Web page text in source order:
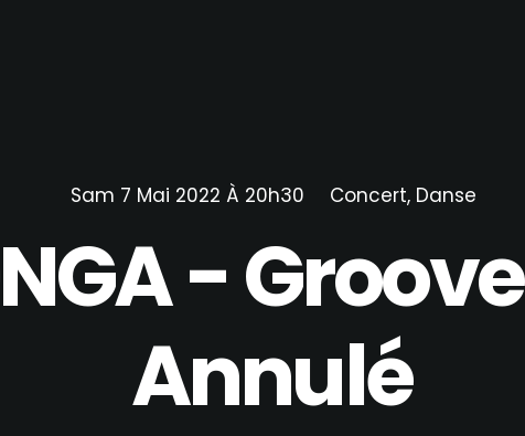
Sam 7 Mai 2022 À 20h30 Concert, Danse
-Groove
Annulé